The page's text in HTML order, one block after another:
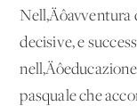
decisive, e
pasquale che